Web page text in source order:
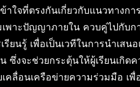
าใจที่ตรงกันเกี่ยวกับแนวทางก
เพาะปัญญาภายใน ควบคู่ไปกับ
รียนรู้ เพื่อเป็นเวทีในการนำเส
ซึ่งจะช่วยกระตุ้นให้ผู้เรียนเกิด
คลื่อนเครือข่ายความร่วมมือ เพื่